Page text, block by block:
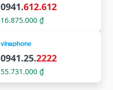
0941.612.612
16.875.000 ₫
0941.25.2222
55.731.000 ₫